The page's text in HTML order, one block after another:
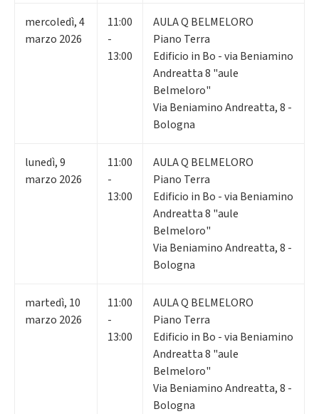
mercoledì,4
marzo 2026
11:00
-
13:00
AULA Q BELMELORO
Piano Terra
Edificio in Bo - via Beniamino
Andreatta 8 "aule
Belmeloro"
Via Beniamino Andreatta, 8 -
Bologna
lunedì,9
marzo 2026
11:00
-
13:00
AULA Q BELMELORO
Piano Terra
Edificio in Bo - via Beniamino
Andreatta 8 "aule
Belmeloro"
Via Beniamino Andreatta, 8 -
Bologna
martedì, 10
marzo 2026
11:00
-
13:00
AULA Q BELMELORO
Piano Terra
Edificio in Bo - via Beniamino
Andreatta 8 "aule
Belmeloro"
Via Beniamino Andreatta, 8 -
Bologna